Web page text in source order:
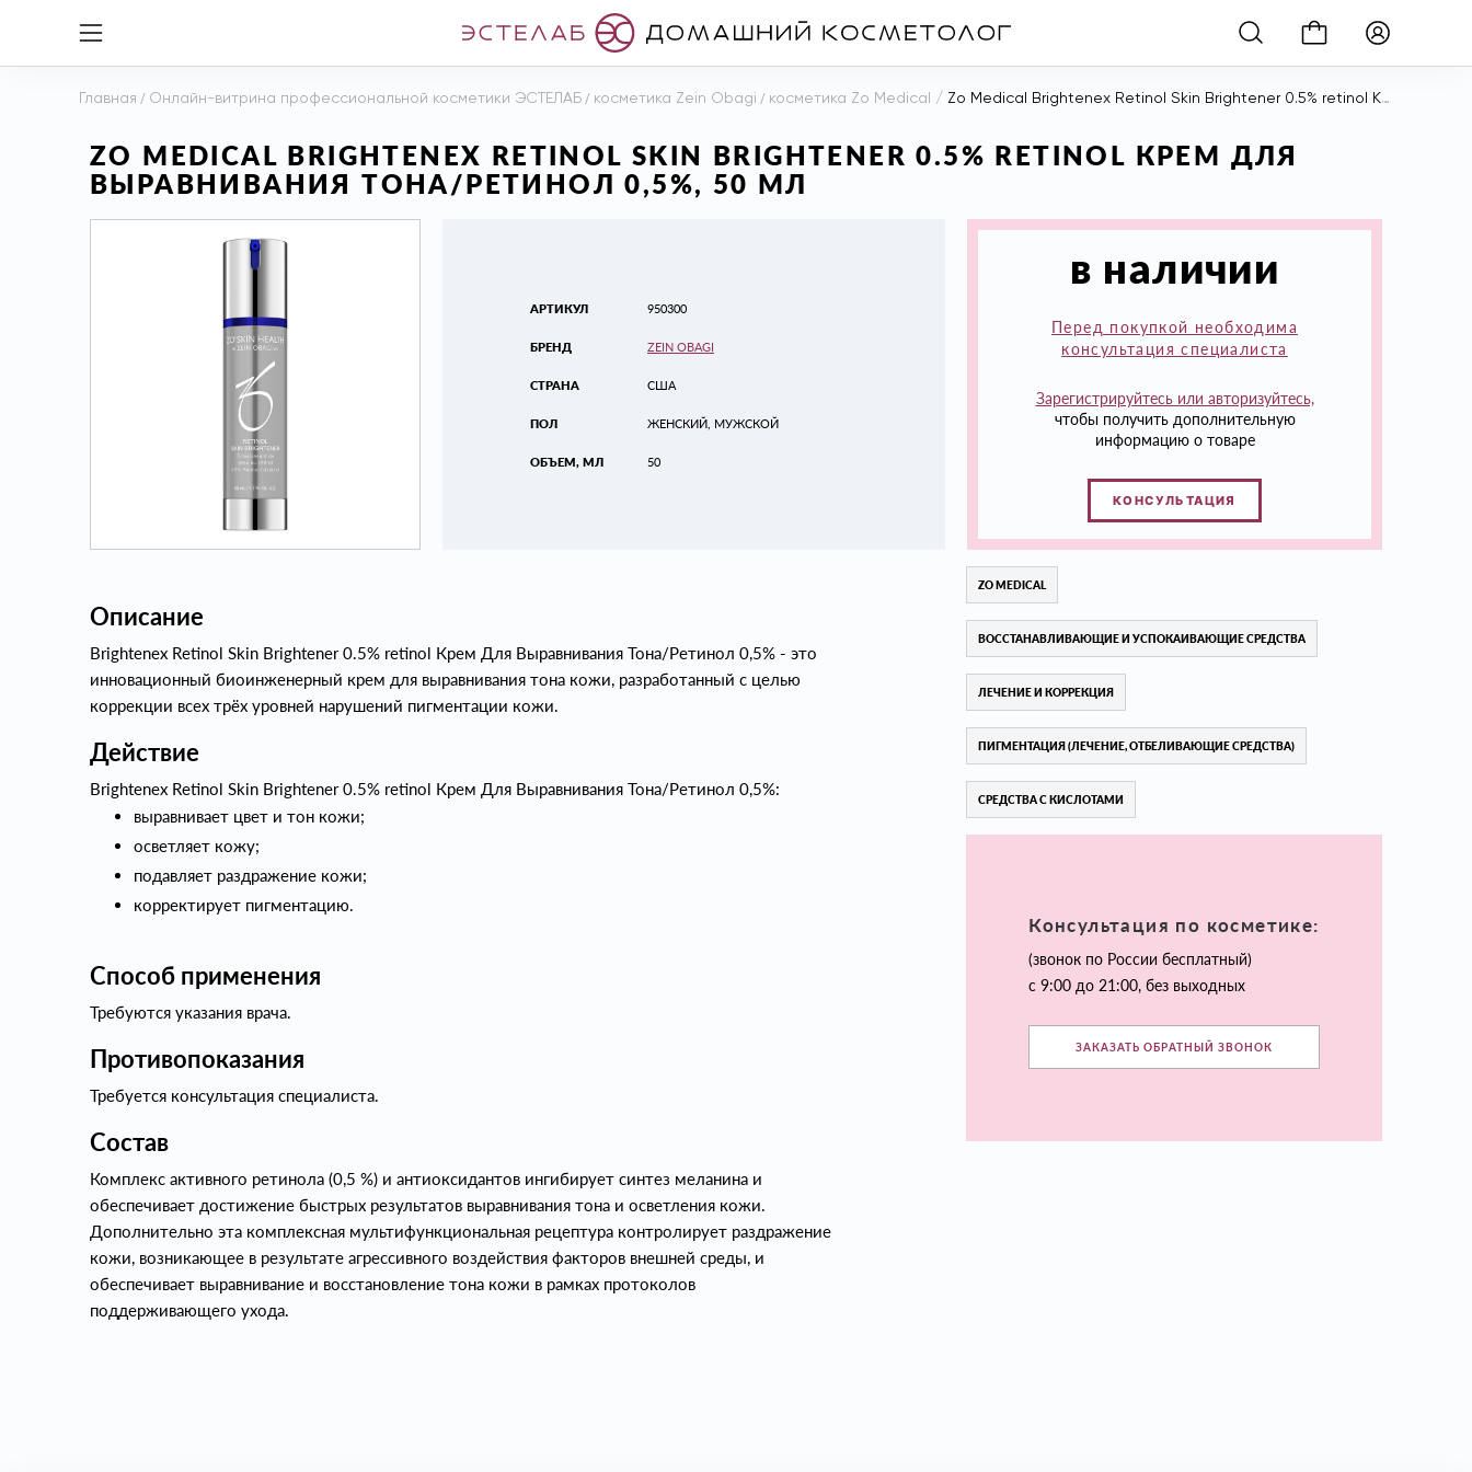
Главная / Онлайн-витрина профессиональной косметики ЭСТЕЛАБ / косметика Zein Obagi / косметика Zo Medical / Zo Medical Brightenex Retinol Skin Brightener 0.5% retinol Крем Для Выравнивания Тона/Ретинол 0,5%, 50 мл
ZO MEDICAL BRIGHTENEX RETINOL SKIN BRIGHTENER 0.5% RETINOL КРЕМ ДЛЯ
ВЫРАВНИВАНИЯ ТОНА/РЕТИНОЛ 0,5%, 50 МЛ
АРТИКУЛ
БРЕНД
СТРАНА
ПОЛ
ОБЪЕМ, МЛ
950300
ZEIN OBAGI
США
ЖЕНСКИЙ, МУЖСКОЙ
50
в наличии
Перед покупкой необходима
консультация специалиста
Зарегистрируйтесь или авторизуйтесь,
чтобы получить дополнительную
информацию о товаре
КОНСУЛЬТАЦИЯ
Описание
Brightenex Retinol Skin Brightener 0.5% retinol Крем Для Выравнивания Тона/Ретинол 0,5% - это
инновационный биоинженерный крем для выравнивания тона кожи, разработанный с целью
коррекции всех трёх уровней нарушений пигментации кожи.
Действие
Brightenex Retinol Skin Brightener 0.5% retinol Крем Для Выравнивания Тона/Ретинол 0,5%:
выравнивает цвет и тон кожи;
осветляет кожу;
подавляет раздражение кожи;
корректирует пигментацию.
Способ применения
Требуются указания врача.
Противопоказания
Требуется консультация специалиста.
Состав
Комплекс активного ретинола (0,5 %) и антиоксидантов ингибирует синтез меланина и
обеспечивает достижение быстрых результатов выравнивания тона и осветления кожи.
Дополнительно эта комплексная мультифункциональная рецептура контролирует раздражение
кожи, возникающее в результате агрессивного воздействия факторов внешней среды, и
обеспечивает выравнивание и восстановление тона кожи в рамках протоколов
поддерживающего ухода.
ZO MEDICAL
ВОССТАНАВЛИВАЮЩИЕ И УСПОКАИВАЮЩИЕ СРЕДСТВА
ЛЕЧЕНИЕ И КОРРЕКЦИЯ
ПИГМЕНТАЦИЯ (ЛЕЧЕНИЕ, ОТБЕЛИВАЮЩИЕ СРЕДСТВА)
СРЕДСТВА С КИСЛОТАМИ
Консультация по косметике:
(звонок по России бесплатный)
с 9:00 до 21:00, без выходных
ЗАКАЗАТЬ ОБРАТНЫЙ ЗВОНОК